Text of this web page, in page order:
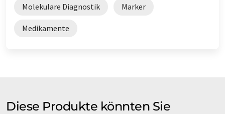
Molekulare Diagnostik Marker
Medikamente
Diese Produkte könnten Sie